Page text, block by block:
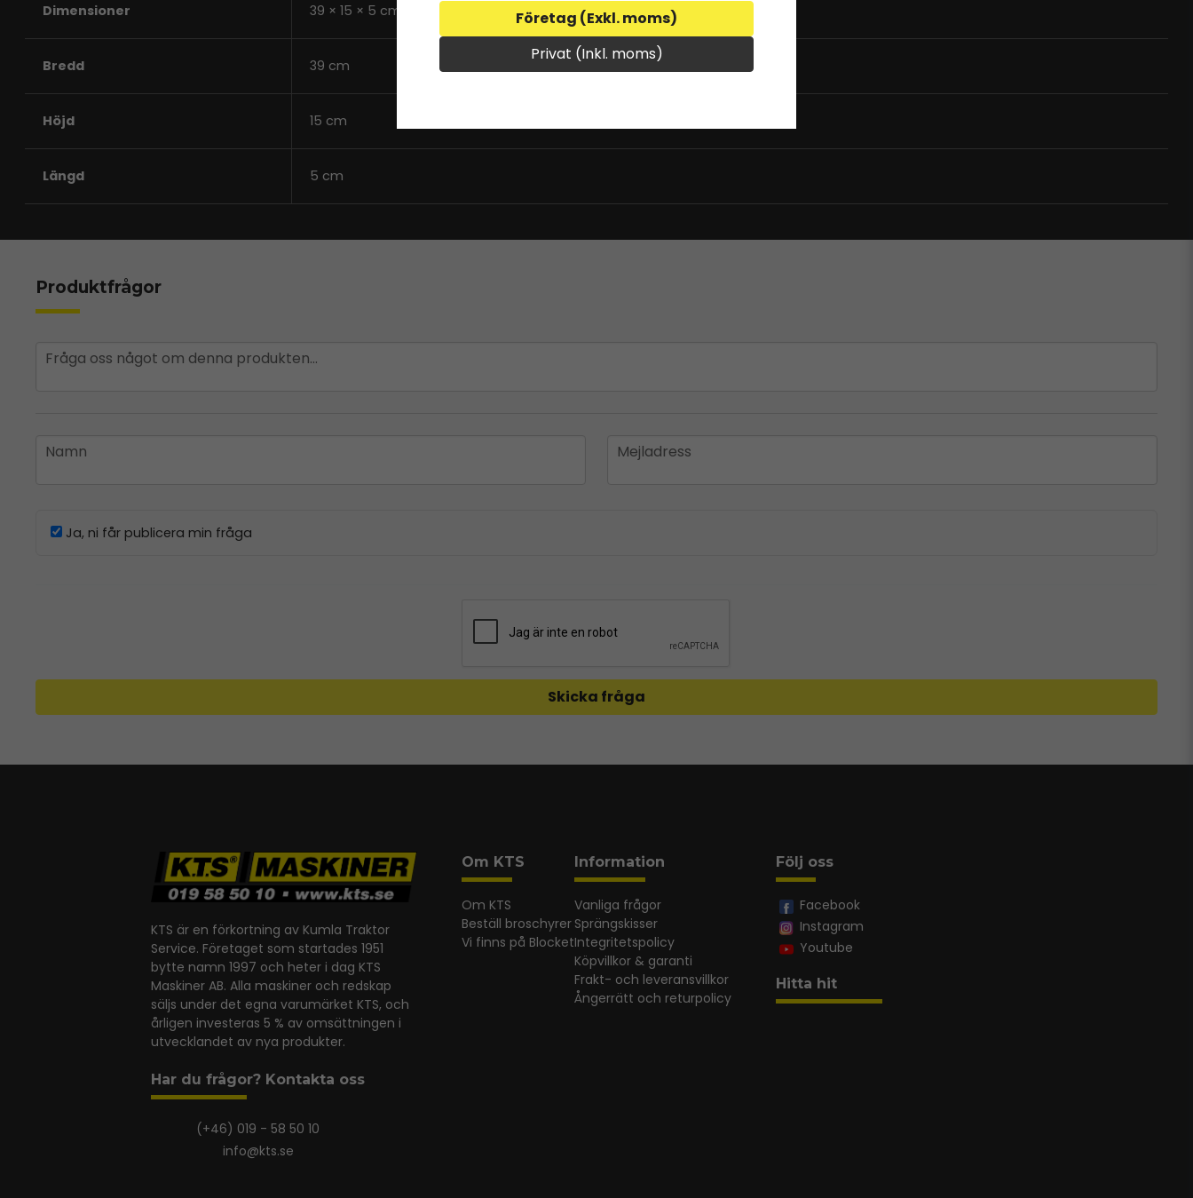
Dimensioner 39 × 15 × 5 cm
Bredd 39 cm
Höjd 15 cm
Längd 5 cm
Produktfrågor
question
Fråga oss något om denna produkten...
name
Namn email
Mejladress
Ja, ni får publicera min fråga
Skicka fråga
Företag (Exkl. moms)
Privat (Inkl. moms)
KTS är en förkortning av Kumla Traktor
Service. Företaget som startades 1951
bytte namn 1997 och heter i dag KTS
Maskiner AB. Alla maskiner och redskap
säljs under det egna varumärket KTS, och
årligen investeras 5 % av omsättningen i
utvecklandet av nya produkter.
Har du frågor? Kontakta oss
(+46) 019 - 58 50 10
info@kts.se
Om KTS
Om KTS
Beställ broschyrer
Vi finns på Blocket
Information
Vanliga frågor
Sprängskisser
Integritetspolicy
Köpvillkor & garanti
Frakt- och leveransvillkor
Ångerrätt och returpolicy
Följ oss
Facebook
Instagram
Youtube
Hitta hit